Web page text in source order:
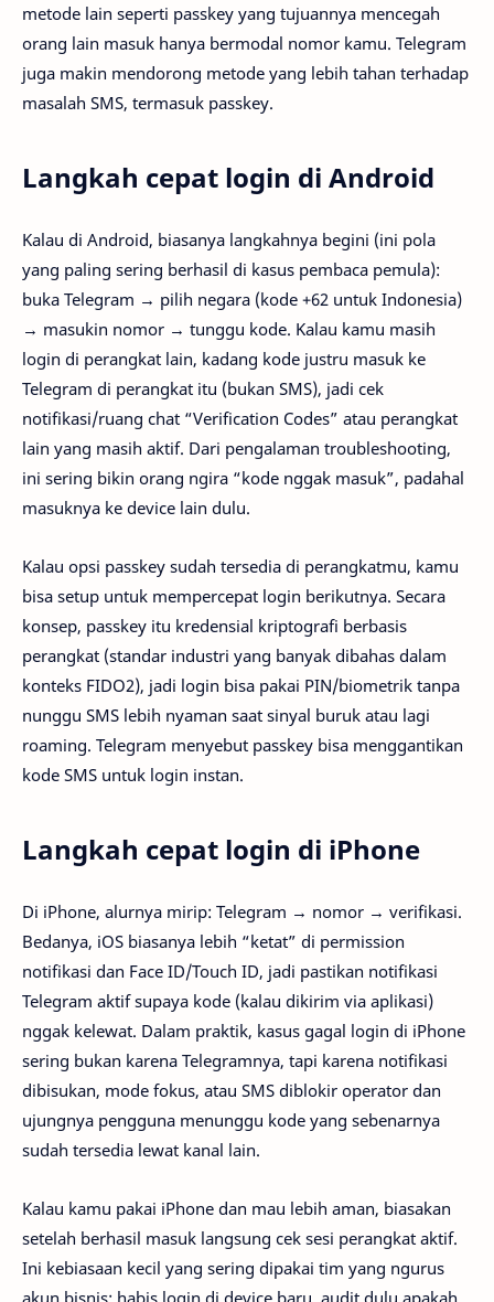
metode lain seperti passkey yang tujuannya mencegah
orang lain masuk hanya bermodal nomor kamu. Telegram
juga makin mendorong metode yang lebih tahan terhadap
masalah SMS, termasuk passkey.
Langkah cepat login di Android
Kalau di Android, biasanya langkahnya begini (ini pola
yang paling sering berhasil di kasus pembaca pemula):
buka Telegram → pilih negara (kode +62 untuk Indonesia)
→ masukin nomor → tunggu kode. Kalau kamu masih
login di perangkat lain, kadang kode justru masuk ke
Telegram di perangkat itu (bukan SMS), jadi cek
notifikasi/ruang chat “Verification Codes” atau perangkat
lain yang masih aktif. Dari pengalaman troubleshooting,
ini sering bikin orang ngira “kode nggak masuk”, padahal
masuknya ke device lain dulu.
Kalau opsi passkey sudah tersedia di perangkatmu, kamu
bisa setup untuk mempercepat login berikutnya. Secara
konsep, passkey itu kredensial kriptografi berbasis
perangkat (standar industri yang banyak dibahas dalam
konteks FIDO2), jadi login bisa pakai PIN/biometrik tanpa
nunggu SMS lebih nyaman saat sinyal buruk atau lagi
roaming. Telegram menyebut passkey bisa menggantikan
kode SMS untuk login instan.
Langkah cepat login di iPhone
Di iPhone, alurnya mirip: Telegram → nomor → verifikasi.
Bedanya, iOS biasanya lebih “ketat” di permission
notifikasi dan Face ID/Touch ID, jadi pastikan notifikasi
Telegram aktif supaya kode (kalau dikirim via aplikasi)
nggak kelewat. Dalam praktik, kasus gagal login di iPhone
sering bukan karena Telegramnya, tapi karena notifikasi
dibisukan, mode fokus, atau SMS diblokir operator dan
ujungnya pengguna menunggu kode yang sebenarnya
sudah tersedia lewat kanal lain.
Kalau kamu pakai iPhone dan mau lebih aman, biasakan
setelah berhasil masuk langsung cek sesi perangkat aktif.
Ini kebiasaan kecil yang sering dipakai tim yang ngurus
akun bisnis: habis login di device baru, audit dulu apakah